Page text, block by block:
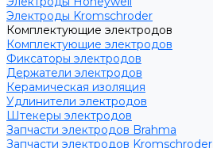
Электроды Kromschroder
Комплектующие электродов
Комплектующие электродов
Фиксаторы электродов
Держатели электродов
Керамическая изоляция
Удлинители электродов
Штекеры электродов
Запчасти электродов Brahma
Запчасти электродов Kromschroder